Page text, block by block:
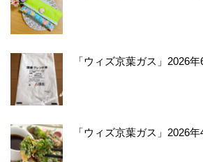
「ウィズ京葉ガス」2026
「ウィズ京葉ガス」2026